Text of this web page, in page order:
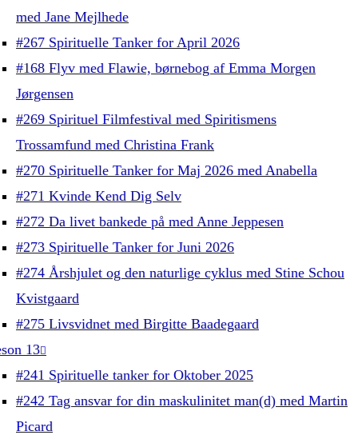
med Jane Mejlhede
#267 Spirituelle Tanker for April 2026
#168 Flyv med Flawie, børnebog af Emma Morgen
Jørgensen
#269 Spirituel Filmfestival med Spiritismens
Trossamfund med Christina Frank
#270 Spirituelle Tanker for Maj 2026 med Anabella
#271 Kvinde Kend Dig Selv
#272 Da livet bankede på med Anne Jeppesen
#273 Spirituelle Tanker for Juni 2026
#274 Årshjulet og den naturlige cyklus med Stine Schou
Kvistgaard
#275 Livsvidnet med Birgitte Baadegaard
13
#241 Spirituelle tanker for Oktober 2025
#242 Tag ansvar for din maskulinitet man(d) med Martin
Picard